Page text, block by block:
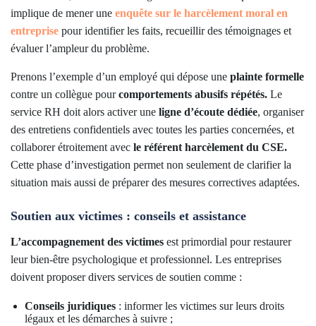
implique de mener une enquête sur le harcèlement moral en
entreprise pour identifier les faits, recueillir des témoignages et
évaluer l’ampleur du problème.
Prenons l’exemple d’un employé qui dépose une plainte formelle
contre un collègue pourcomportements abusifs répétés. Le
service RH doit alors activer une ligne d’écoute dédiée, organiser
des entretiens confidentiels avec toutes les parties concernées, et
collaborer étroitement avec le référent harcèlement du CSE.
Cette phase d’investigation permet non seulement de clarifier la
situation mais aussi de préparer des mesures correctives adaptées.
Soutien aux victimes : conseils et assistance
L’accompagnement des victimes est primordial pour restaurer
leur bien-être psychologique et professionnel. Les entreprises
doivent proposer divers services de soutien comme :
Conseils juridiques : informer les victimes sur leurs droits
légaux et les démarches à suivre ;